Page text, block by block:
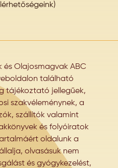
és Olajosmagvak ABC
található
tájékoztató jellegűek,
szakvéleménynek, a
szállítók valamint
és folyóiratok
oldalunk a
olvasásuk nem
és gyógykezelést,